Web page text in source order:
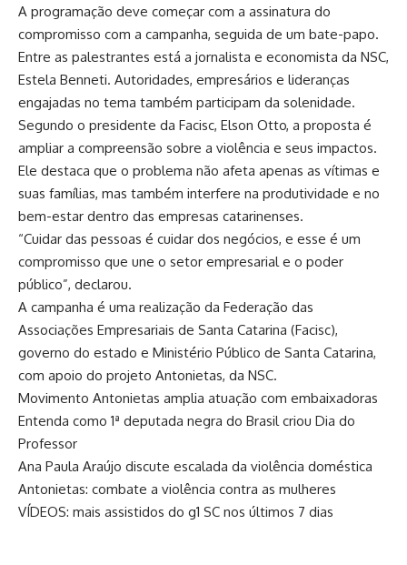
A programação deve começar com a assinatura do
compromisso com a campanha, seguida de um bate-papo.
Entre as palestrantes está a jornalista e economista da NSC,
Estela Benneti. Autoridades, empresários e lideranças
engajadas no tema também participam da solenidade.
Segundo o presidente da Facisc, Elson Otto, a proposta é
ampliar a compreensão sobre a violência e seus impactos.
Ele destaca que o problema não afeta apenas as vítimas e
suas famílias, mas também interfere na produtividade e no
bem-estar dentro das empresas catarinenses.
“Cuidar das pessoas é cuidar dos negócios, e esse é um
compromisso que une o setor empresarial e o poder
público”, declarou.
A campanha é uma realização da Federação das
Associações Empresariais de Santa Catarina (Facisc),
governo do estado e Ministério Público de Santa Catarina,
com apoio do projeto Antonietas, da NSC.
Movimento Antonietas amplia atuação com embaixadoras
Entenda como 1ª deputada negra do Brasil criou Dia do
Professor
Ana Paula Araújo discute escalada da violência doméstica
Antonietas: combate a violência contra as mulheres
VÍDEOS: mais assistidos do g1 SC nos últimos 7 dias